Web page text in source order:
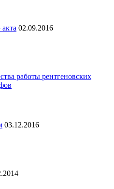
02.09.2016
работы рентгеновских
03.12.2016